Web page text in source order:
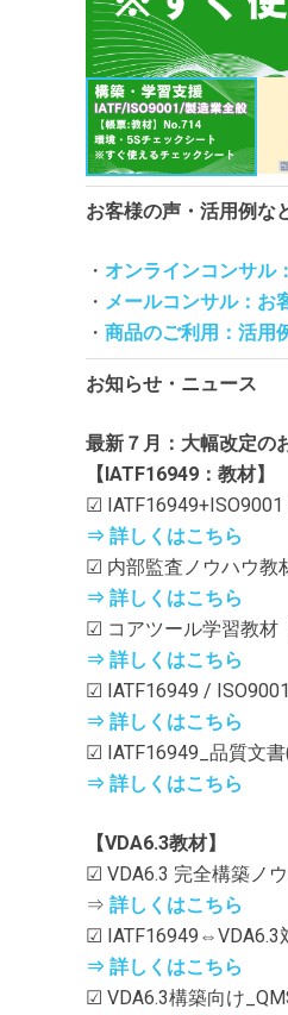
お客様の声・活用例な
・ オンラインコンサル
・ メールコンサル：お
・ 商品のご利用：活用
お知らせ・ニュース
最新７月：大幅改定の
【IATF16949：教材】
☑
⇒ 詳しくはこちら
☑ 内部監査ノウハウ教
⇒ 詳しくはこちら
☑ コアツール学習教材
⇒ 詳しくはこちら
☑ IATF16949 /
⇒ 詳しくはこちら
☑ IATF16949_品質文
⇒ 詳しくはこちら
【VDA6.3教材】
☑ VDA6.3 完全構築ノ
⇒ 詳しくはこちら
☑ IATF16949⇔VDA6.3
⇒ 詳しくはこちら
☑ VDA6.3構築向け